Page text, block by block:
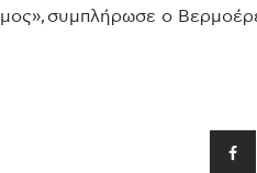
συμπλήρωσε ο